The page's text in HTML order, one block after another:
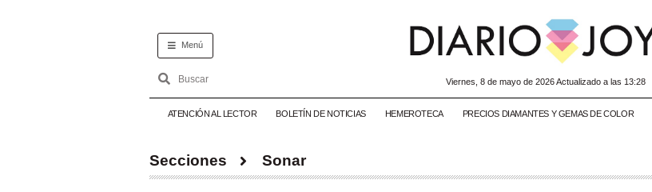
Menú
viernes, 8 de mayo de 2026 Actualizado a las 13:28
ATENCIÓN AL LECTOR BOLETÍN DE NOTICIAS HEMEROTECA PRECIOS DIAMANTES Y GEMAS DE COLOR
Secciones Sonar